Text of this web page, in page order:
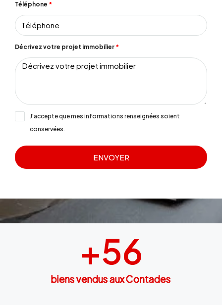
Téléphone
Décrivez votre projet immobilier
J'accepte que mes informations renseignées soient
conservées.
ENVOYER
biens vendus aux Contades
+56